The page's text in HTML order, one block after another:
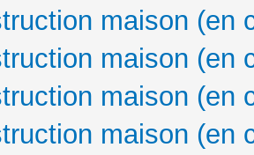
maison (en
maison (en
maison (en
maison (en